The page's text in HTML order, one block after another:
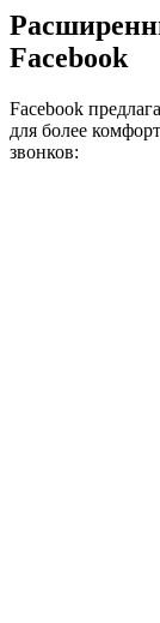
Facebook
Facebook
для более
звонков: